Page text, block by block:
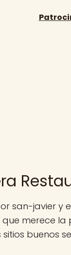
san-javier y
merece la
buenos